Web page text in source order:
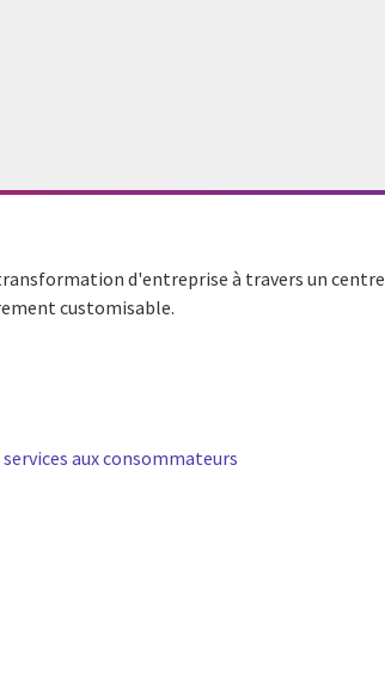
d'entreprise à travers un centre
customisable.
aux consommateurs
on Print